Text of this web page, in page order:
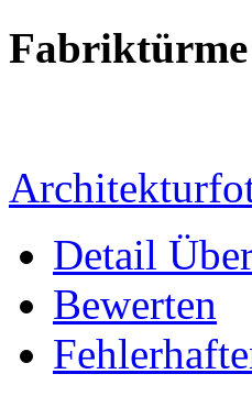
Fabriktürme
Detail
Bewerten